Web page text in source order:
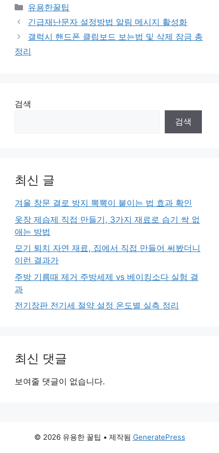
카
테
리
유용한꿀팁
긴급재난문자 설정방법 알림 메시지 활성화
갤럭시 핸드폰 클립보드 보는법 및 삭제 잠금 총
정리
검색
검색
최신 글
겨울 창문 결로 방지 뽁뽁이 붙이는 법 효과 확인
옷장 제습제 직접 만들기, 3가지 재료로 습기 싹 없
애는 방법
모기 퇴치 자연 재료, 집에서 직접 만들어 써봤더니
이런 결과가
주방 기름때 제거 주방세제 vs 베이킹소다 실험 결
과
전기장판 전기세 절약 설정 온도별 실측 정리
최신 댓글
보여줄 댓글이 없습니다.
© 2026 유용한 꿀팁 • 제작됨 GeneratePress